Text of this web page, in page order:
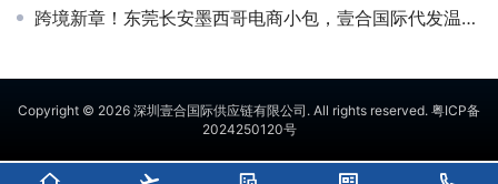
跨境新章！东莞长安墨西哥电商小包，壹合国际代发温暖启程
Copyright © 2026 深圳壹合国际供应链有限公司 . All rights reserved. 粤ICP备
2024250120号